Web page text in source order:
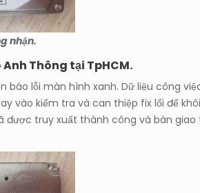
nhận.
Thông tại TpHCM.
báo lỗi màn hình xanh. Dữ liệu công
vào kiểm tra và can thiệp fix lổi để khôi
được truy xuất thành công và bàn giao